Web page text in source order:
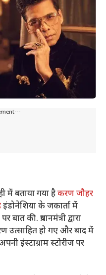
में बताया गया हैकरण जौहर
इंडोनेशिया के जकार्ता में
की. प्रधानमंत्री द्वारा
उत्साहित हो गए और बाद में
इंस्टाग्राम स्टोरीज पर